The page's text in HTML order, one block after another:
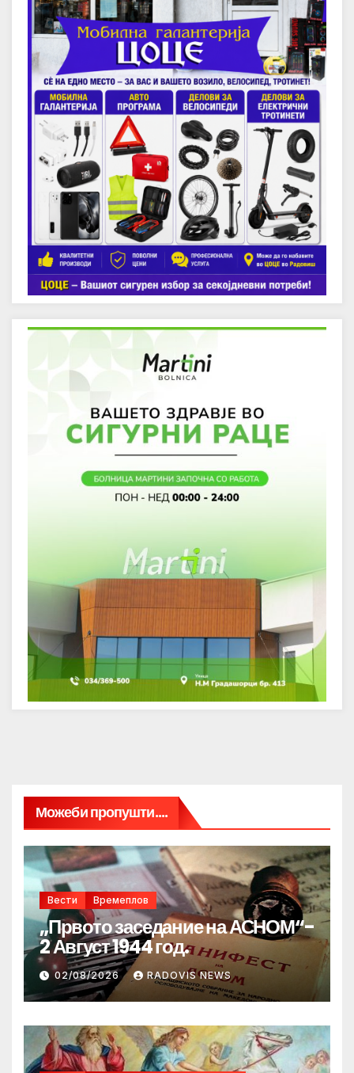
Можеби пропушти....
Вести Времеплов
„Првото заседание на АСНОМ“-
2 Август 1944 год.
02/08/2026 RADOVIS NEWS